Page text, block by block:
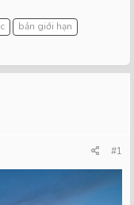
bản giới hạn
#1